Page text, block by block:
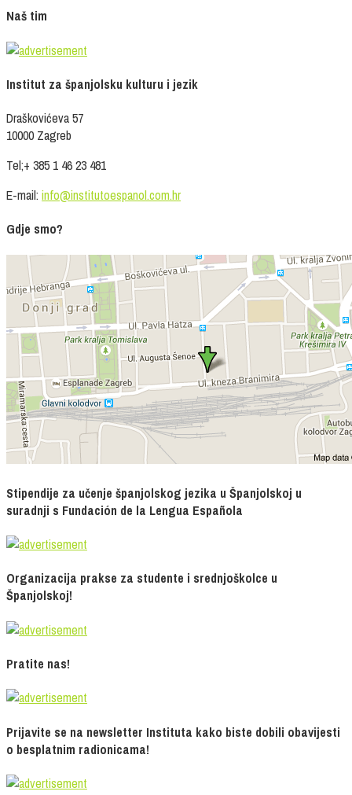
Naš tim
Institut za španjolsku kulturu i jezik
Draškovićeva 57
10000 Zagreb
Tel;+ 385 1 46 23 481
E-mail: info@institutoespanol.com.hr
Gdje smo?
Stipendije za učenje španjolskog jezika u Španjolskoj u
suradnji s Fundación de la Lengua Española
Organizacija prakse za studente i srednjoškolce u
Španjolskoj!
Pratite nas!
Prijavite se na newsletter Instituta kako biste dobili obavijesti
o besplatnim radionicama!